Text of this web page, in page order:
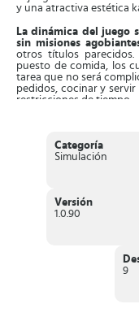
y una atractiva estética
La dinámica del juego
sin misiones
otros títulos
puesto de comida, los
tarea que no será
pedidos, cocinar y servir
restricciones de tiempo.
por lograr que
fama y convertirte en
Además,es posible
invertir en ampliar el
una cafetería, pero
Categoría
Simulación
Versión
1.0.90
9